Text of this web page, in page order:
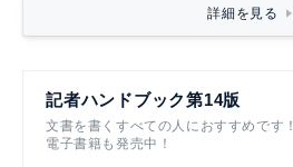
詳細を見る
記者ハンドブック第14版
文書を書くすべての人におすすめです！
電子書籍も発売中！